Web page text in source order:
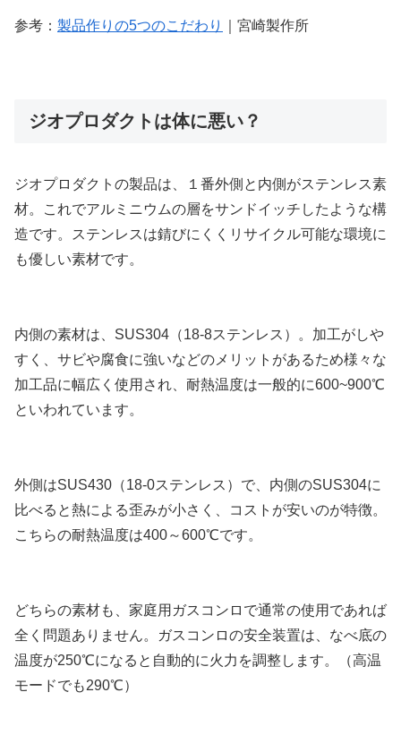
参考： 製品作りの5つのこだわり ｜宮崎製作所
ジオプロダクトは体に悪い？
ジオプロダクトの製品は、１番外側と内側がステンレス素
材。これでアルミニウムの層をサンドイッチしたような構
造です。ステンレスは錆びにくくリサイクル可能な環境に
も優しい素材です。
内側の素材は、SUS304（18-8ステンレス）。加工がしや
すく、サビや腐食に強いなどのメリットがあるため様々な
加工品に幅広く使用され、耐熱温度は一般的に600~900℃
といわれています。
外側はSUS430（18-0ステンレス）で、内側のSUS304に
比べると熱による歪みが小さく、コストが安いのが特徴。
こちらの耐熱温度は400～600℃です。
どちらの素材も、家庭用ガスコンロで通常の使用であれば
全く問題ありません。ガスコンロの安全装置は、なべ底の
温度が250℃になると自動的に火力を調整します。（高温
モードでも290℃）